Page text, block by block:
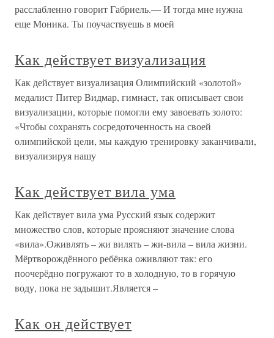
расслабленно говорит Габриель.— И тогда мне нужна
еще Моника. Ты поучаствуешь в моей
Как действует визуализация
Как действует визуализация Олимпийский «золотой»
медалист Питер Видмар, гимнаст, так описывает свои
визуализации, которые помогли ему завоевать золото:
«Чтобы сохранять сосредоточенность на своей
олимпийской цели, мы каждую тренировку заканчивали,
визуализируя нашу
Как действует вила ума
Как действует вила ума Русский язык содержит
множество слов, которые проясняют значение слова
«вила».Оживлять – жи вилять – жи-вила – вила жизни.
Мёртворождённого ребёнка оживляют так: его
поочерёдно погружают то в холодную, то в горячую
воду, пока не задышит.Является –
Как он действует